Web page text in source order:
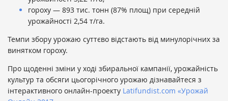
гороху — 893 тис. тонн (87% площ) при середній
урожайності 2,54 т/га.
Темпи збору урожаю суттєво відстають від минулорічних за
винятком гороху.
Про щоденні зміни у ході збиральної кампанії, урожайність
культур та обсяги цьогорічного урожаю дізнавайтеся з
інтерактивного онлайн-проекту Latifundist.com «Урожай